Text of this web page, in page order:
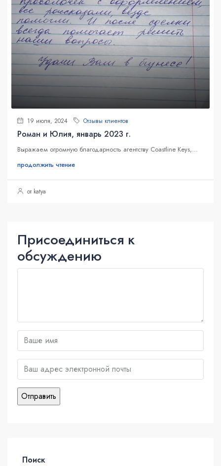
19 июля, 2024 Отзывы клиентов
Роман и Юлия, январь 2023 г.
Выражаем огромную благодарность агентству Coastline Keys,...
продолжить чтение
от katya
Присоединиться к
обсуждению
Поиск